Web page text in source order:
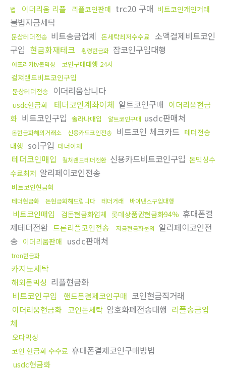
법
이더리움 리플 리플코인판매 trc20 구매 비트코인개인거래
불법자금세탁
문상테더전송 비트송금업체 돈세탁최저수수료
소액결제비트코인
구입 현금화재테크 횡령현금화 잡코인구입대행
아프리카tv돈믹싱 코인구매대행 24시
컬쳐랜드비트코인구입
문상테더전송 이더리움삽니다
usdc현금화 테더코인계좌이체 알트코인구매 이더리움현금
화 비트코인구입 솔라나매입 알트코인구매 usdc판매처
돈현금화해외거래소 신용카드코인전송 비트코인 체크카드 테더전송
대행 sol구입 테더이체
테더코인매입 컬쳐랜드테더전환 신용카드비트코인구입 돈믹싱수
수료최저 알리페이코인전송
비트코인현금화
테더현금화 돈현금화해드립니다 테더거래 바이낸스구입대행
비트코인매입 검돈현금화업체 롯데상품권현금화94% 휴대폰결
제테더전환 트론리플코인전송 자금현금화문의
알리페이코인전
송 이더리움판매 usdc판매처
tron현금화
카지노세탁
해외돈믹싱 리플현금화
비트코인구입
핸드폰결제코인구매 코인현금직거래
이더리움현금화 코인돈세탁 암호화폐전송대행 리플송금업
체
오다믹싱
코인 현금화 수수료 휴대폰결제코인구매방법
usdc현금화